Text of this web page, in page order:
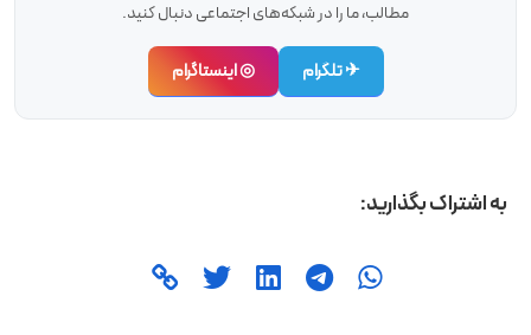
مطالب، ما را در شبکه‌های اجتماعی دنبال کنید.
✈ تلگرام ◎ اینستاگرام
به اشتراک بگذارید: